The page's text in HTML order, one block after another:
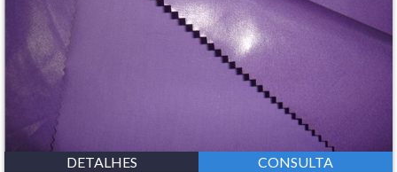
DETALHES CONSULTA